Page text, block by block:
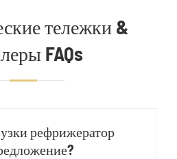
тележки &
FAQs
рефрижератор